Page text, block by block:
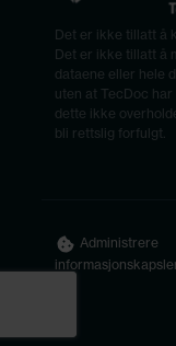
Det er ikke tillatt å
Det er ikke tillatt å
dataene eller hele
uten at TecDoc
dette ikke
bli rettslig forfulgt.
Administrere